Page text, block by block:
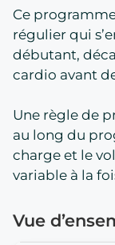
Ce
régulier qui
débutant,
cardio avant
Une règle de
au long du
charge et le
variable à la
Vue